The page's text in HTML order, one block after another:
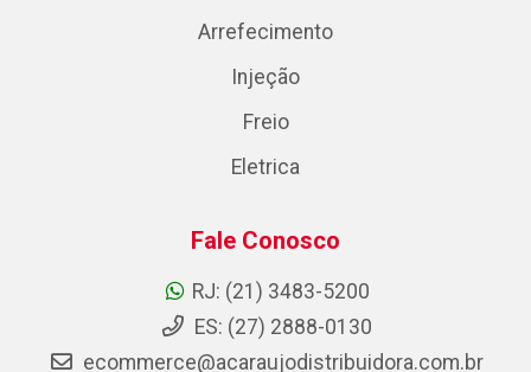
Arrefecimento
Injeção
Freio
Eletrica
Fale Conosco
RJ: (21) 3483-5200
ES: (27) 2888-0130
ecommerce@acaraujodistribuidora.com.br